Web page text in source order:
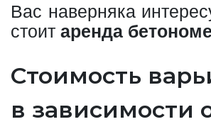
Вас наверняка
стоит аренда
Стоимость
в зависимости